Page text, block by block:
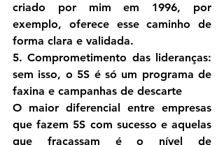
criado por mim em 1996, por
exemplo, oferece esse caminho de
forma clara e validada.
5. Comprometimento das lideranças:
sem isso, o 5S é só um programa de
faxina e campanhas de descarte
O maior diferencial entre empresas
que fazem 5S com sucesso e aquelas
que fracassam é o nível de